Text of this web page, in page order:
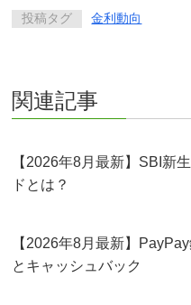
投稿タグ 金利動向
関連記事
【2026年8月最新】SBI新
ドとは？
【2026年8月最新】
とキャッシュバック